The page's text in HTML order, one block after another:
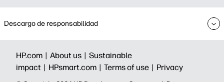
Descargo de responsabilidad
HP.com | About us | Sustainable
impact | HPsmart.com | Terms of use | Privacy